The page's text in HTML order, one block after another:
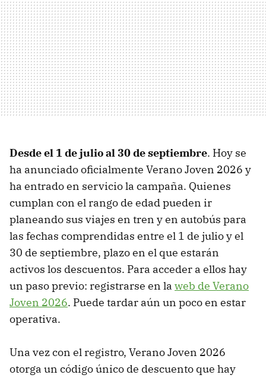
Desde el 1 de julio al 30 de septiembre. Hoy se
ha anunciado oficialmente Verano Joven 2026 y
ha entrado en servicio la campaña. Quienes
cumplan con el rango de edad pueden ir
planeando sus viajes en tren y en autobús para
las fechas comprendidas entre el 1 de julio y el
30 de septiembre, plazo en el que estarán
activos los descuentos. Para acceder a ellos hay
un paso previo: registrarse en la web de Verano
Joven 2026. Puede tardar aún un poco en estar
operativa.
Una vez con el registro, Verano Joven 2026
otorga un código único de descuento que hay